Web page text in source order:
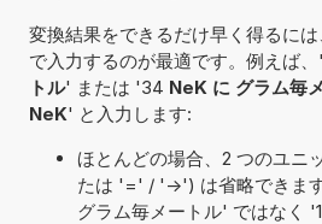
変換結果をできるだけ早く得るに
で入力するのが最適です。例えば
トル' または '34 NeK に グラム毎
NeK' と入力します:
ほとんどの場合、2 つのユニ
たは '=' / '->') は省略できま
グラム毎メートル' ではなく '1